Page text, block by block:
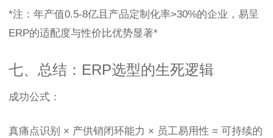
*注：年产值0.5-8亿且产品定制化率>30%的企业，易呈
ERP的适配度与性价比优势显著*
七、总结：ERP选型的生死逻辑
成功公式：
真痛点识别 × 产供销闭环能力 × 员工易用性 = 可持续的